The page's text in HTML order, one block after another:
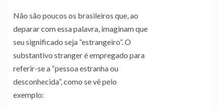
Não são poucos os brasileiros que, ao
deparar com essa palavra, imaginam que
seu significado seja “estrangeiro”. O
substantivo stranger é empregado para
referir-se a “pessoa estranha ou
desconhecida”, como se vê pelo
exemplo: